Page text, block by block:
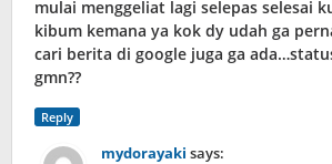
mulai menggeliat lagi selepas selesai
kibum kemana ya kok dy udah ga
cari berita di google juga ga
gmn??
Reply
mydorayaki says: